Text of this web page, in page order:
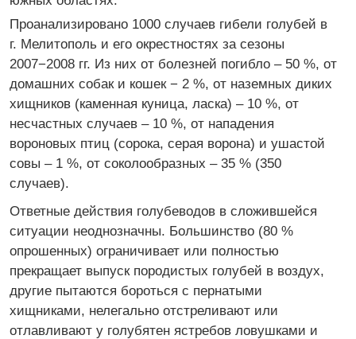
Проанализировано 1000 случаев гибели голубей в
г. Мелитополь и его окрестностях за сезоны
2007−2008 гг. Из них от болезней погибло – 50 %, от
домашних собак и кошек − 2 %, от наземных диких
хищников (каменная куница, ласка) – 10 %, от
несчастных случаев – 10 %, от нападения
вороновых птиц (сорока, серая ворона) и ушастой
совы – 1 %, от соколообразных – 35 % (350
случаев).
Ответные действия голубеводов в сложившейся
ситуации неоднозначны. Большинство (80 %
опрошенных) ограничивает или полностью
прекращает выпуск породистых голубей в воздух,
другие пытаются бороться с пернатыми
хищниками, нелегально отстреливают или
отлавливают у голубятен ястребов ловушками и